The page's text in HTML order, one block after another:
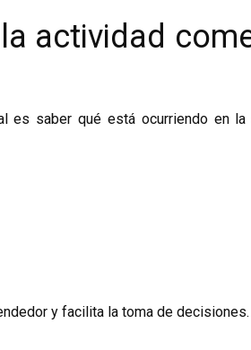
actividad
es saber qué está ocurriendo en
y facilita la toma de decisiones.